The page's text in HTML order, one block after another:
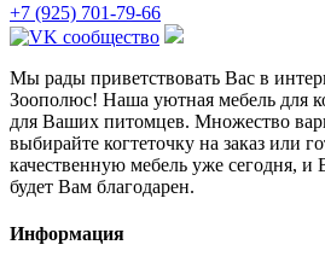
+7 (925) 701-79-66
Мы рады приветствовать Вас в
Зоополюс! Наша уютная мебель для
для Ваших питомцев. Множество
выбирайте когтеточку на заказ или
качественную мебель уже сегодня, и
будет Вам благодарен.
Информация